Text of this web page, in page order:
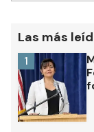
Las más
1